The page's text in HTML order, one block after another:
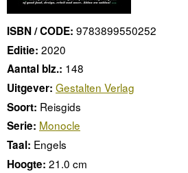
ISBN / CODE: 9783899550252
Editie: 2020
Aantal blz.: 148
Uitgever: Gestalten Verlag
Soort: Reisgids
Serie: Monocle
Taal: Engels
Hoogte: 21.0 cm